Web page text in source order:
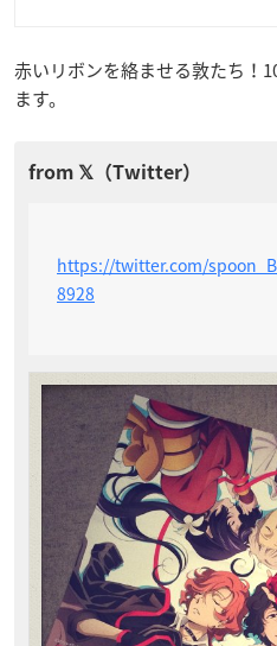
赤いリボンを絡ませる敦たち！
ます。
https://twitter.com/
8928